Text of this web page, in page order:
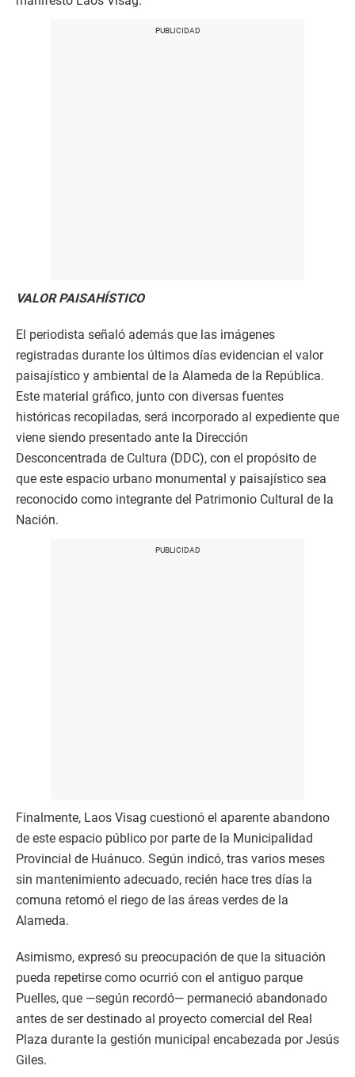
VALOR PAISAHÍSTICO
El periodista señaló además que las imágenes
registradas durante los últimos días evidencian el valor
paisajístico y ambiental de la Alameda de la República.
Este material gráfico, junto con diversas fuentes
históricas recopiladas, será incorporado al expediente que
viene siendo presentado ante la Dirección
Desconcentrada de Cultura (DDC), con el propósito de
que este espacio urbano monumental y paisajístico sea
reconocido como integrante del Patrimonio Cultural de la
Nación.
Finalmente, Laos Visag cuestionó el aparente abandono
de este espacio público por parte de la Municipalidad
Provincial de Huánuco. Según indicó, tras varios meses
sin mantenimiento adecuado, recién hace tres días la
comuna retomó el riego de las áreas verdes de la
Alameda.
Asimismo, expresó su preocupación de que la situación
pueda repetirse como ocurrió con el antiguo parque
Puelles, que —según recordó— permaneció abandonado
antes de ser destinado al proyecto comercial del Real
Plaza durante la gestión municipal encabezada por Jesús
Giles.